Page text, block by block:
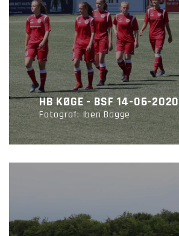
HB KØGE - BSF 14-06-2020
Fotograf: Iben Bagge